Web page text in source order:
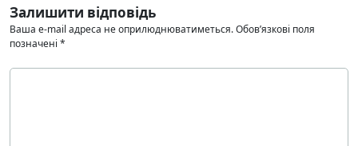
Залишити відповідь
Ваша e-mail адреса не оприлюднюватиметься.Обов’язкові поля
позначені *